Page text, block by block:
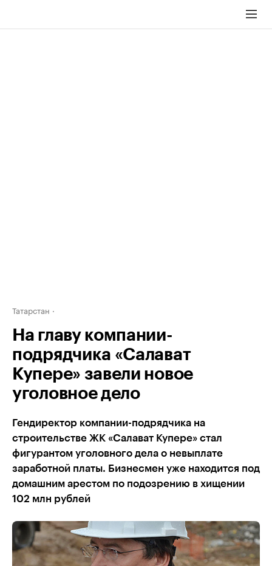
Татарстан
На главу компании-
подрядчика «Салават
Купере» завели новое
уголовное дело
Гендиректор компании-подрядчика на
строительстве ЖК «Салават Купере» стал
фигурантом уголовного дела о невыплате
заработной платы. Бизнесмен уже находится под
домашним арестом по подозрению в хищении
102 млн рублей